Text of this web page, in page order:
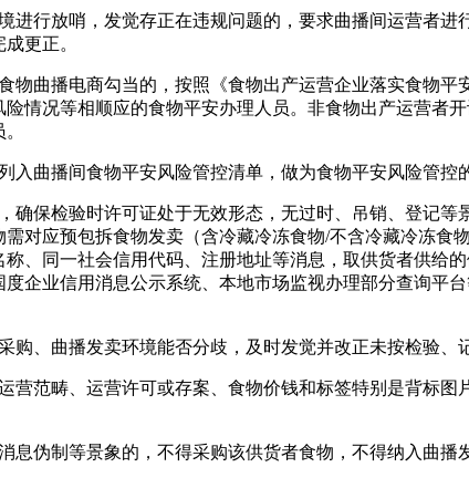
行放哨，发觉存正在违规问题的，要求曲播间运营者进
更正。
曲播电商勾当的，按照《食物出产运营企业落实食物平
情况等相顺应的食物平安办理人员。非食物出产运营者
曲播间食物平安风险管控清单，做为食物平安风险管控
保检验时许可证处于无效形态，无过时、吊销、登记等
对应预包拆食物发卖（含冷藏冷冻食物/不含冷藏冷冻食
、同一社会信用代码、注册地址等消息，取供货者供给
企业信用消息公示系统、本地市场监视办理部分查询平
曲播发卖环境能否分歧，及时发觉并改正未按检验、
范畴、运营许可或存案、食物价钱和标签特别是背标图
伪制等景象的，不得采购该供货者食物，不得纳入曲播